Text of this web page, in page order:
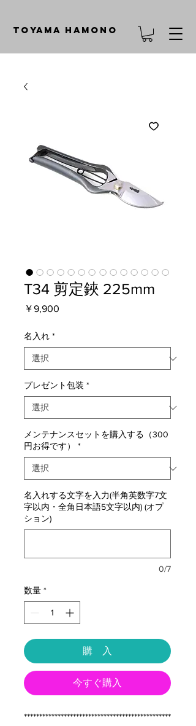
TOYAMA HAMONO
T34 剪定鋏 225mm
￥9,900
名入れ *
プレゼント包装 *
メンテナンスセットを購入する（300
円お得です）
*
名入れする文字を入力(半角英数字7文
字以内・全角日本語5文字以内) (オプ
ション)
0/7
数量 *
購 入
今すぐ購入
************************************************